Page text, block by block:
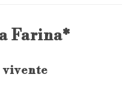
Farina*
vivente